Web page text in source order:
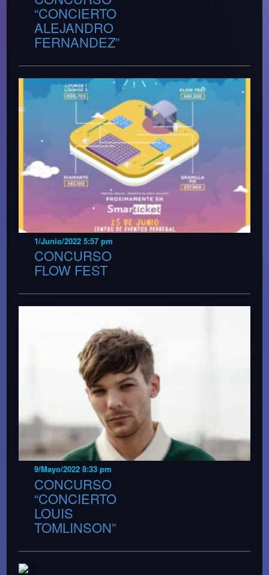
“CONCIERTO
ALEJANDRO
FERNANDEZ”
1/Junio/2022 5:57 pm
CONCURSO
FLOW FEST
9/Mayo/2022 8:33 pm
CONCURSO
“CONCIERTO
LOUIS
TOMLINSON”